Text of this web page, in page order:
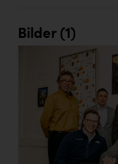
Bilder (1)